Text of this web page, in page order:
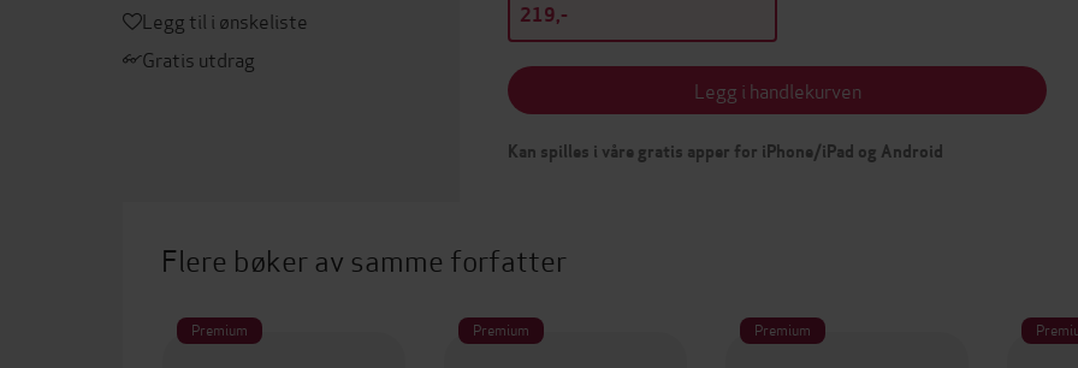
Legg til i ønskeliste
Gratis utdrag
219,-
Legg i handlekurven
Kan spilles i våre gratis apper for iPhone/iPad og Android
Flere bøker av samme forfatter
Premium Premium Premium